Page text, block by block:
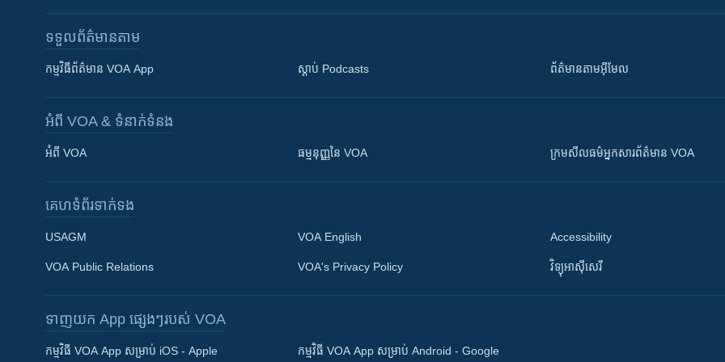
Khmer English
ទទួល​ព័ត៌មាន​តាម
កម្មវិធី​ព័ត៌មាន VOA App ស្តាប់ Podcasts ព័ត៌មាន​តាម​អ៊ីមែល
អំពី​ VOA & ទំនាក់ទំនង
អំពី​ VOA ធម្មនុញ្ញ​នៃ VOA ក្រម​​​សីលធម៌​​​អ្នក​​​សារព័ត៌មាន VOA
គេហទំព័រ​​ទាក់ទង
USAGM
VOA Public Relations
VOA English
VOA's Privacy Policy
Accessibility
វិទ្យុ​អាស៊ី​សេរី
ទាញយក​ App ផ្សេងៗ​របស់​ VOA
កម្មវិធី​ VOA App សម្រាប់ iOS - Apple កម្មវិធី​ VOA App សម្រាប់ Android - Google